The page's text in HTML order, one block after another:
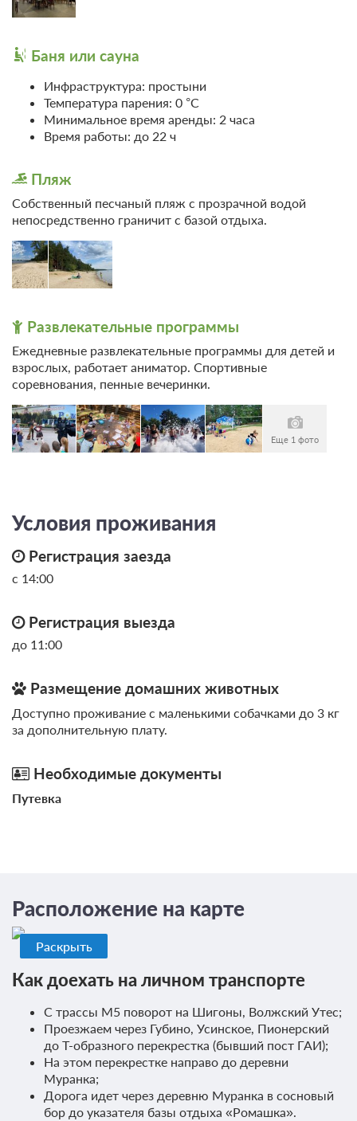
Баня или сауна
Инфраструктура: простыни
Температура парения: 0 °C
Минимальное время аренды: 2 часа
Время работы: до 22 ч
Пляж
Собственный песчаный пляж с прозрачной водой
непосредственно граничит с базой отдыха.
Развлекательные программы
Ежедневные развлекательные программы для детей и
взрослых, работает аниматор. Спортивные
соревнования, пенные вечеринки.
Еще 1 фото
Условия проживания
Регистрация заезда
с 14:00
Регистрация выезда
до 11:00
Размещение домашних животных
Доступно проживание с маленькими собачками до 3 кг
за дополнительную плату.
Необходимые документы
Путевка
Расположение на карте
Раскрыть
Как доехать на личном транспорте
С трассы М5 поворот на Шигоны, Волжский Утес;
Проезжаем через Губино, Усинское, Пионерский
до Т-образного перекрестка (бывший пост ГАИ);
На этом перекрестке направо до деревни
Муранка;
Дорога идет через деревню Муранка в сосновый
бор до указателя базы отдыха «Ромашка».